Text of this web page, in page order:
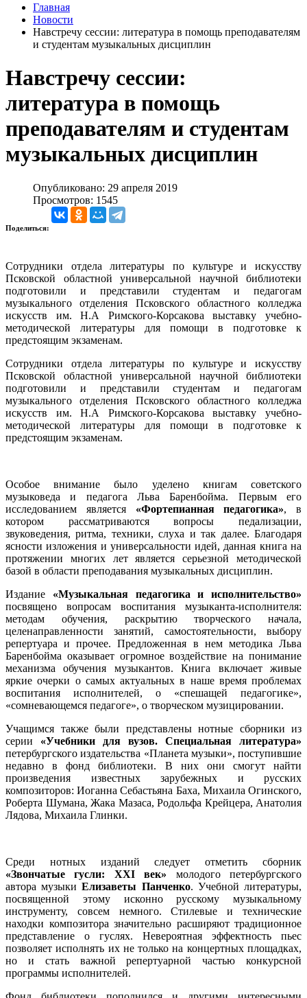
Главная
Новости
Навстречу сессии: литература в помощь преподавателям
и студентам музыкальных дисциплин
Навстречу сессии:
литература в помощь
преподавателям и студентам
музыкальных дисциплин
Опубликовано: 29 апреля 2019
Просмотров: 1545
Поделиться:
Сотрудники отдела литературы по культуре и искусству
Псковской областной универсальной научной библиотеки
подготовили и представили студентам и педагогам
музыкального отделения Псковского областного колледжа
искусств им. Н.А Римского-Корсакова выставку учебно-
методической литературы для помощи в подготовке к
предстоящим экзаменам.
Сотрудники отдела литературы по культуре и искусству
Псковской областной универсальной научной библиотеки
подготовили и представили студентам и педагогам
музыкального отделения Псковского областного колледжа
искусств им. Н.А Римского-Корсакова выставку учебно-
методической литературы для помощи в подготовке к
предстоящим экзаменам.
Особое внимание было уделено книгам советского
музыковеда и педагога Льва Баренбойма. Первым его
исследованием является «Фортепианная педагогика»,
в
котором рассматриваются вопросы педализации,
звуковедения, ритма, техники, слуха и так далее. Благодаря
ясности изложения и универсальности идей, данная книга на
протяжении многих лет является серьезной методической
базой в области преподавания музыкальных дисциплин.
Издание «Музыкальная педагогика и исполнительство»
посвящено вопросам воспитания музыканта-исполнителя:
методам обучения, раскрытию творческого начала,
целенаправленности занятий, самостоятельности, выбору
репертуара и прочее. Предложенная в нем методика Льва
Баренбойма оказывает огромное воздействие на понимание
механизма обучения музыкантов. Книга включает живые
яркие очерки о самых актуальных в наше время проблемах
воспитания исполнителей, о «спешащей педагогике»,
«сомневающемся педагоге», о творческом музицировании.
Учащимся также были представлены нотные сборники из
серии «Учебники для вузов. Специальная литература»
петербургского издательства «Планета музыки», поступившие
недавно в фонд библиотеки. В них они смогут найти
произведения известных зарубежных и русских
композиторов: Иоганна Себастьяна Баха, Михаила Огинского,
Роберта Шумана, Жака Мазаса, Родольфа Крейцера, Анатолия
Лядова, Михаила Глинки.
Среди нотных изданий следует отметить сборник
«Звончатые гусли: XXI век» молодого петербургского
автора музыкиЕлизаветы Панченко. Учебной литературы,
посвященной этому исконно русскому музыкальному
инструменту, совсем немного. Стилевые и технические
находки композитора значительно расширяют традиционное
представление о гуслях. Невероятная эффектность пьес
позволяет исполнять их не только на концертных площадках,
но и стать важной репертуарной частью конкурсной
программы исполнителей.